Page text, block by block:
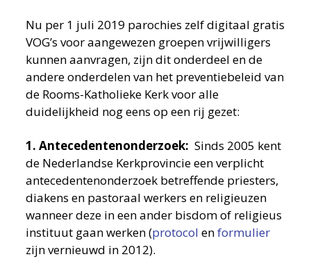
Nu per 1 juli 2019 parochies zelf digitaal gratis
VOG’s voor aangewezen groepen vrijwilligers
kunnen aanvragen, zijn dit onderdeel en de
andere onderdelen van het preventiebeleid van
de Rooms-Katholieke Kerk voor alle
duidelijkheid nog eens op een rij gezet:
1. Antecedentenonderzoek:Sinds 2005 kent
de Nederlandse Kerkprovincie een verplicht
antecedentenonderzoek betreffende priesters,
diakens en pastoraal werkers en religieuzen
wanneer deze in een ander bisdom of religieus
instituut gaan werken (protocol enformulier
zijn vernieuwd in 2012).